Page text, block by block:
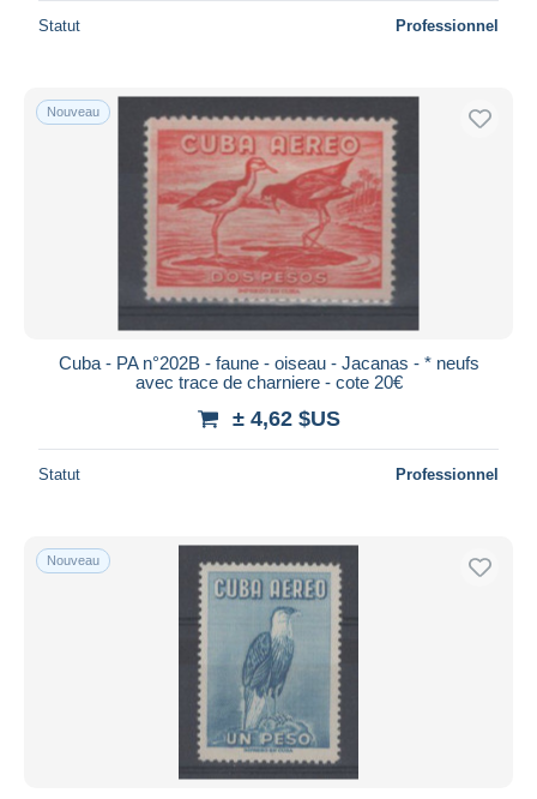
Statut Professionnel
Nouveau
Cuba - PA n°202B - faune - oiseau - Jacanas - * neufs
avec trace de charniere - cote 20€
± 4,62 $US
Statut Professionnel
Nouveau